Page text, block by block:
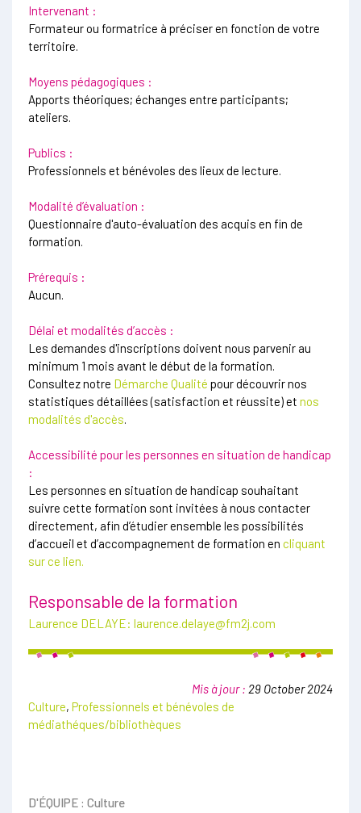
Intervenant :
Formateur ou formatrice à préciser en fonction de votre
territoire.
Moyens pédagogiques :
Apports théoriques; échanges entre participants;
ateliers.
Publics :
Professionnels et bénévoles des lieux de lecture.
Modalité d’évaluation :
Questionnaire d'auto-évaluation des acquis en fin de
formation.
Prérequis :
Aucun.
Délai et modalités d’accès :
Les demandes d'inscriptions doivent nous parvenir au
minimum 1 mois avant le début de la formation.
Consultez notre Démarche Qualité pour découvrir nos
statistiques détaillées (satisfaction et réussite) et nos
modalités d'accès
Accessibilité pour les personnes en situation de handicap
:
Les personnes en situation de handicap souhaitant
suivre cette formation sont invitées à nous contacter
directement, afin d’étudier ensemble les possibilités
d’accueil et d’accompagnement de formation en cliquant
sur ce lien.
Responsable de la formation
Laurence DELAYE: laurence.delaye@fm2j.com
Mis à jour : 29 October 2024
Culture, Professionnels et bénévoles de
médiathéques/bibliothèques
D'ÉQUIPE : Culture